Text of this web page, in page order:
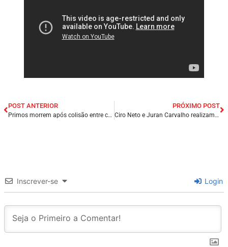
POST ANTERIOR
Primos morrem após colisão entre carro e moto na PI-236, em Regeneração/PI.
PRÓXIMO POST
Ciro Neto e Juran Carvalho realizam mais uma grande moto – carreata pelas ruas de Presidente Dutra/MA.
Inscrever-se Login